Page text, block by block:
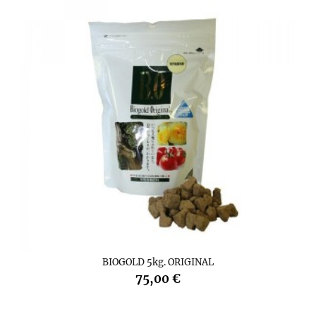
BIOGOLD 5kg. ORIGINAL
75,00 €